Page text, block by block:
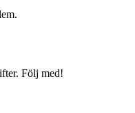
Följ med!